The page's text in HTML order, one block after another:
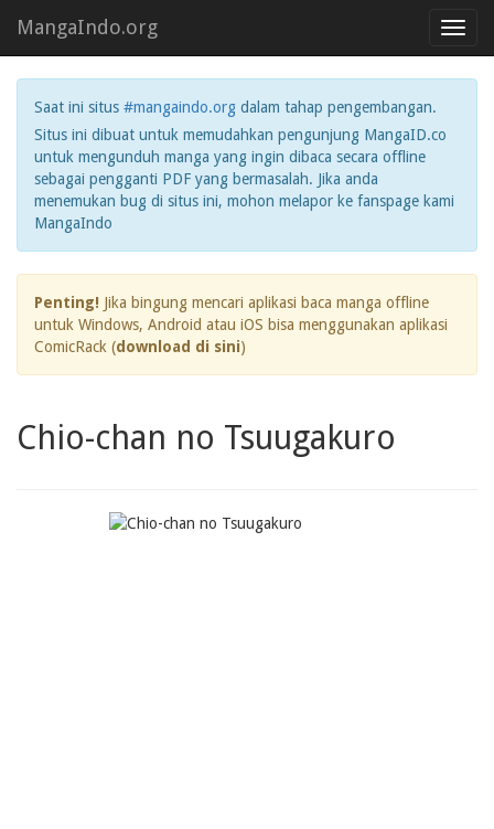
MangaIndo.org
Saat ini situs #mangaindo.org dalam tahap pengembangan.
Situs ini dibuat untuk memudahkan pengunjung MangaID.co
untuk mengunduh manga yang ingin dibaca secara offline
sebagai pengganti PDF yang bermasalah. Jika anda
menemukan bug di situs ini, mohon melapor ke fanspage kami
MangaIndo
Penting! Jika bingung mencari aplikasi baca manga offline
untuk Windows, Android atau iOS bisa menggunakan aplikasi
ComicRack (download di sini)
Chio-chan no Tsuugakuro